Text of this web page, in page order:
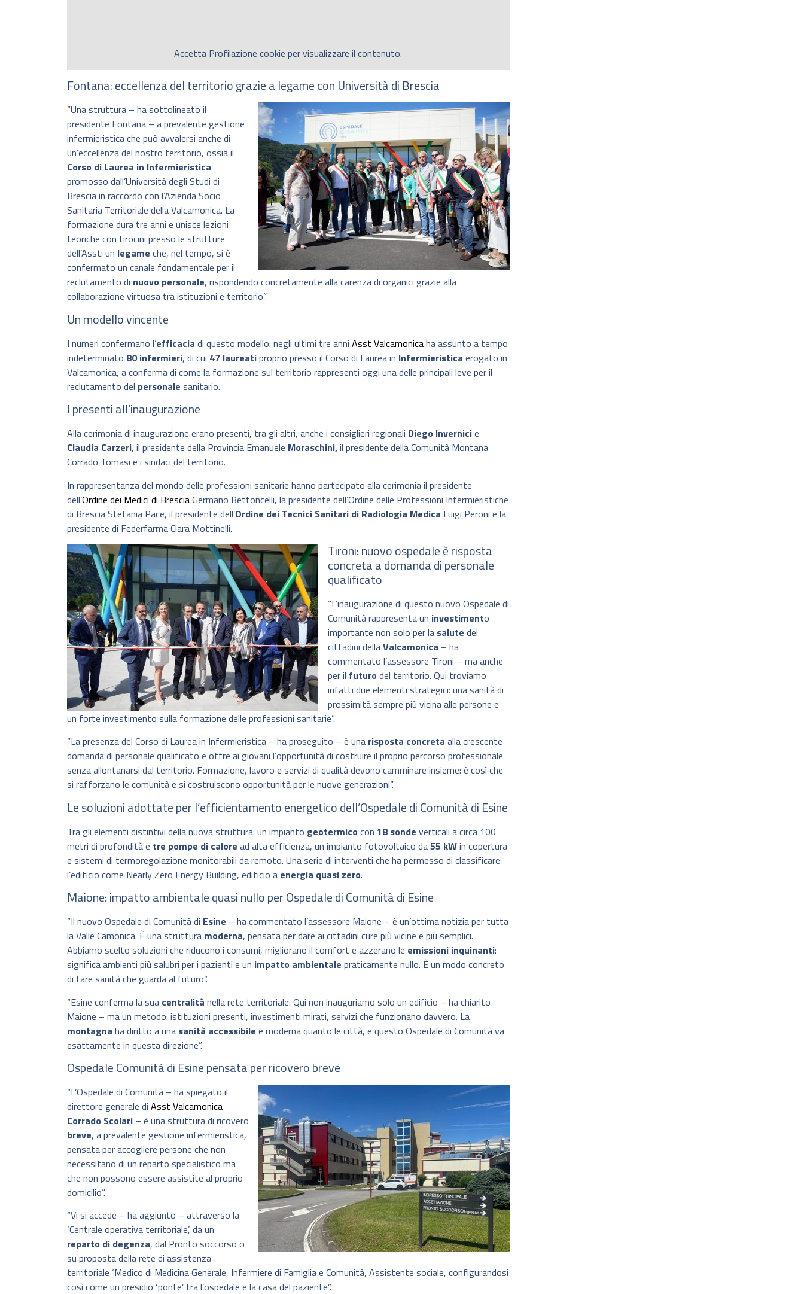
Accetta Profilazione cookie per visualizzare il contenuto.
Fontana: eccellenza del territorio grazie a legame con Università di Brescia
“Una struttura – ha sottolineato il
presidente Fontana – a prevalente gestione
infermieristica che può avvalersi anche di
un’eccellenza del nostro territorio, ossia il
Corso di Laurea in Infermieristica
promosso dall’Università degli Studi di
Brescia in raccordo con l’Azienda Socio
Sanitaria Territoriale della Valcamonica. La
formazione dura tre anni e unisce lezioni
teoriche con tirocini presso le strutture
dell’Asst: un legame che, nel tempo, si è
confermato un canale fondamentale per il
reclutamento di nuovo personale, rispondendo concretamente alla carenza di organici grazie alla
collaborazione virtuosa tra istituzioni e territorio”.
Un modello vincente
I numeri confermano l’efficacia di questo modello: negli ultimi tre anni Asst Valcamonicaha assunto a tempo
indeterminato 80 infermieri, di cui 47 laureatiproprio presso il Corso di Laurea in Infermieristica erogato in
Valcamonica, a conferma di come la formazione sul territorio rappresenti oggi una delle principali leve per il
reclutamento del personale sanitario.
I presenti all’inaugurazione
Alla cerimonia di inaugurazione erano presenti, tra gli altri, anche i consiglieri regionali Diego Invernicie
Claudia Carzeri, il presidente della Provincia Emanuele Moraschini,il presidente della Comunità Montana
Corrado Tomasi e i sindaci del territorio.
In rappresentanza del mondo delle professioni sanitarie hanno partecipato alla cerimonia il presidente
dell’Ordine dei Medici di BresciaGermano Bettoncelli, la presidente dell’Ordine delle Professioni Infermieristiche
di Brescia Stefania Pace, il presidente dell’Ordine dei Tecnici Sanitari di Radiologia Medica Luigi Peroni e la
presidente di Federfarma Clara Mottinelli.
Tironi: nuovo ospedale è risposta
concreta a domanda di personale
qualificato
“L’inaugurazione di questo nuovo Ospedale di
Comunità rappresenta un investimento
importante non solo per la salute dei
cittadini dellaValcamonica – ha
commentato l’assessore Tironi – ma anche
per il futuro del territorio. Qui troviamo
infatti due elementi strategici: una sanità di
prossimità sempre più vicina alle persone e
un forte investimento sulla formazione delle professioni sanitarie”.
“La presenza del Corso di Laurea in Infermieristica – ha proseguito – è una risposta concreta alla crescente
domanda di personale qualificato e offre ai giovani l’opportunità di costruire il proprio percorso professionale
senza allontanarsi dal territorio. Formazione, lavoro e servizi di qualità devono camminare insieme: è così che
si rafforzano le comunità e si costruiscono opportunità per le nuove generazioni”.
Le soluzioni adottate per l’efficientamento energetico dell’Ospedale di Comunità di Esine
Tra gli elementi distintivi della nuova struttura: un impianto geotermico con 18 sonde verticali a circa 100
metri di profondità e tre pompe di calore ad alta efficienza, un impianto fotovoltaico da55 kWin copertura
e sistemi di termoregolazione monitorabili da remoto. Una serie di interventi che ha permesso di classificare
l’edificio come Nearly Zero Energy Building, edificio a energia quasi zero.
Maione: impatto ambientale quasi nullo per Ospedale di Comunità di Esine
“Il nuovo Ospedale di Comunità di Esine – ha commentato l’assessore Maione – è un’ottima notizia per tutta
la Valle Camonica. È una struttura moderna, pensata per dare ai cittadini cure più vicine e più semplici.
Abbiamo scelto soluzioni che riducono i consumi, migliorano il comfort e azzerano le emissioni inquinanti:
significa ambienti più salubri per i pazienti e un impatto ambientale praticamente nullo. È un modo concreto
di fare sanità che guarda al futuro”.
“Esine conferma la sua centralità nella rete territoriale. Qui non inauguriamo solo un edificio – ha chiarito
Maione – ma un metodo: istituzioni presenti, investimenti mirati, servizi che funzionano davvero. La
montagna ha diritto a una sanità accessibile e moderna quanto le città, e questo Ospedale di Comunità va
esattamente in questa direzione”.
Ospedale Comunità di Esine pensata per ricovero breve
“L’Ospedale di Comunità – ha spiegato il
direttore generale di Asst Valcamonica
Corrado Scolari – è una struttura di ricovero
breve, a prevalente gestione infermieristica,
pensata per accogliere persone che non
necessitano di un reparto specialistico ma
che non possono essere assistite al proprio
domicilio”.
“Vi si accede – ha aggiunto – attraverso la
‘Centrale operativa territoriale’, da un
reparto di degenza, dal Pronto soccorso o
su proposta della rete di assistenza
territoriale ‘Medico di Medicina Generale, Infermiere di Famiglia e Comunità, Assistente sociale, configurandosi
così come un presidio ‘ponte’ tra l’ospedale e la casa del paziente”.